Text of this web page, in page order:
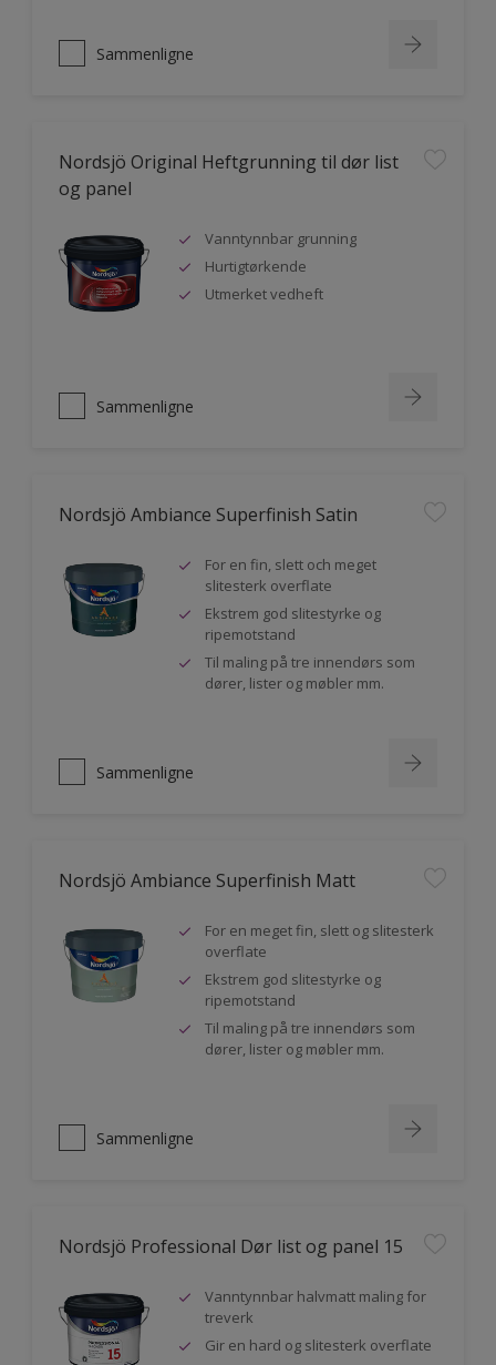
Sammenligne
Nordsjö Original Heftgrunning til dør list
og panel
Vanntynnbar grunning
Hurtigtørkende
Utmerket vedheft
Sammenligne
Nordsjö Ambiance Superfinish Satin
For en fin, slett och meget
slitesterk overflate
Ekstrem god slitestyrke og
ripemotstand
Til maling på tre innendørs som
dører, lister og møbler mm.
Sammenligne
Nordsjö Ambiance Superfinish Matt
For en meget fin, slett og slitesterk
overflate
Ekstrem god slitestyrke og
ripemotstand
Til maling på tre innendørs som
dører, lister og møbler mm.
Sammenligne
Nordsjö Professional Dør list og panel 15
Vanntynnbar halvmatt maling for
treverk
Gir en hard og slitesterk overflate